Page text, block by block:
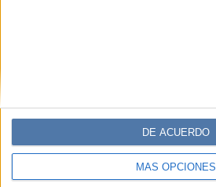
MÁS OPCIONES
DE ACUERDO